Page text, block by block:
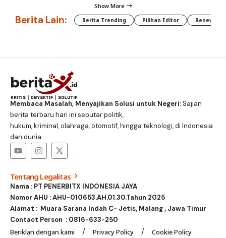
Show More
Berita Lain: Berita Trending Pilihan Editor
Membaca Masalah, Menyajikan Solusi untuk Negeri:Sajian
berita terbaru hari ini seputar politik,
hukum, kriminal, olahraga, otomotif, hingga teknologi, di Indonesia
dan dunia.
Tentang Legalitas
Nama : PT PENERBITX INDONESIA JAYA
Nomor AHU : AHU-010653.AH.01.30.Tahun 2025
Alamat : Muara Sarana Indah C- Jetis, Malang , Jawa Timur
Contact Person : 0816-633-250
Beriklan dengan kami Privacy Policy Cookie Policy